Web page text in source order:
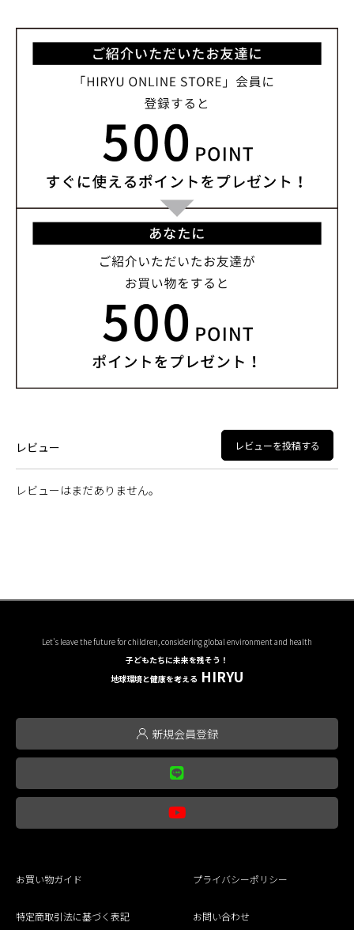
レビュー レビューを投稿する
レビューはまだありません。
Let's leave the future for children, considering global environment and health
子どもたちに未来を残そう！
地球環境と健康を考える HIRYU
新規会員登録
お買い物ガイド プライバシーポリシー
特定商取引法に基づく表記 お問い合わせ